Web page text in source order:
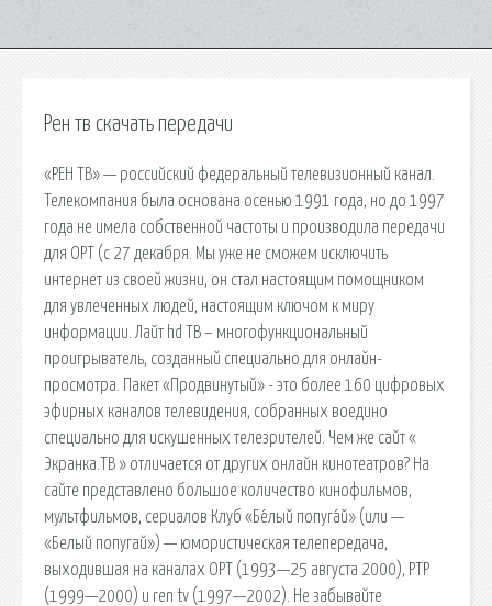
Рен тв скачать передачи
«РЕН ТВ» — российский федеральный телевизионный канал.
Телекомпания была основана осенью 1991 года, но до 1997
года не имела собственной частоты и производила передачи
для ОРТ (с 27 декабря. Мы уже не сможем исключить
интернет из своей жизни, он стал настоящим помощником
для увлеченных людей, настоящим ключом к миру
информации. Лайт hd ТВ – многофункциональный
проигрыватель, созданный специально для онлайн-
просмотра. Пакет «Продвинутый» - это более 160 цифровых
эфирных каналов телевидения, собранных воедино
специально для искушенных телезрителей. Чем же сайт «
Экранка.ТВ » отличается от других онлайн кинотеатров? На
сайте представлено большое количество кинофильмов,
мультфильмов, сериалов Клуб «Бе́лый попуга́й» (или —
«Белый попугай») — юмористическая телепередача,
выходившая на каналах ОРТ (1993—25 августа 2000), РТР
(1999—2000) и ren tv (1997—2002). Не забывайте